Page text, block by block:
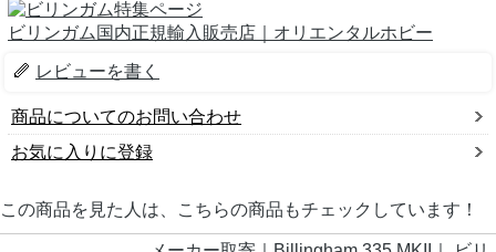
ビリンガム国内正規輸入販売店｜オリエンタルホビー
レビューを書く
商品についてのお問い合わせ
お気に入りに登録
この商品を見た人は、こちらの商品もチェックしています！